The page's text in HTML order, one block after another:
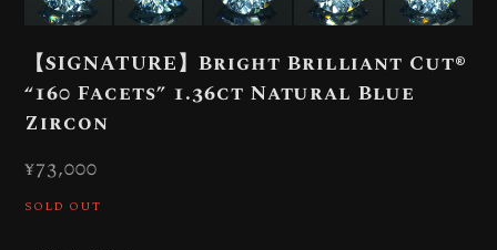
【SIGNATURE】Bright Brilliant Cut®︎
“160 Facets” 1.36ct Natural Blue
Zircon
¥73,000
SOLD OUT